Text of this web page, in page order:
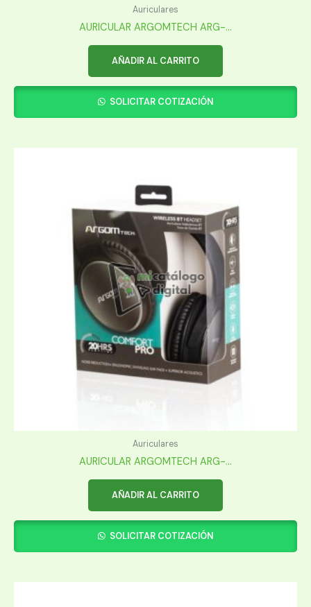
Auriculares
AURICULAR ARGOMTECH ARG-...
AÑADIR AL CARRITO
SOLICITAR COTIZACIÓN
Auriculares
AURICULAR ARGOMTECH ARG-...
AÑADIR AL CARRITO
SOLICITAR COTIZACIÓN